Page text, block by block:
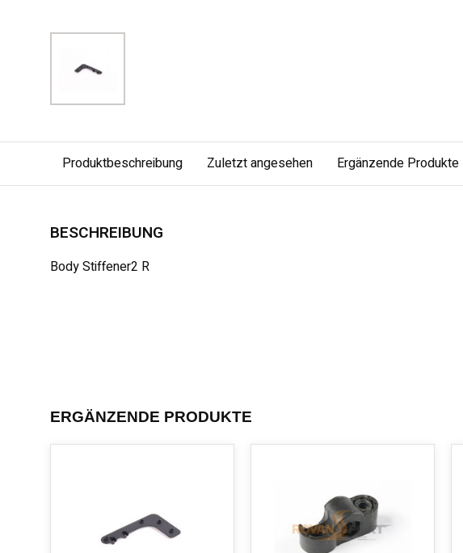
Produktbeschreibung Zuletzt angesehen Ergänzende Produkte
BESCHREIBUNG
Body Stiffener2 R
ERGÄNZENDE PRODUKTE